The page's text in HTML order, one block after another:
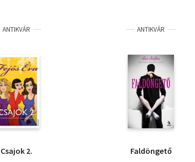
ANTIKVÁR
Csajok 2.
ANTIKVÁR
Faldöngető